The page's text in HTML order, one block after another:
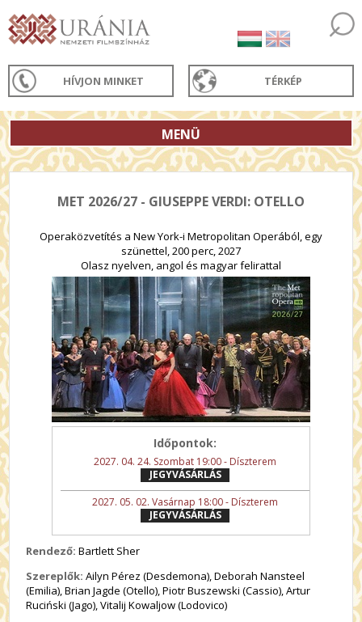
HÍVJON MINKET TÉRKÉP
MENÜ
MET 2026/27 - GIUSEPPE VERDI: OTELLO
Operaközvetítés a New York-i Metropolitan Operából, egy
szünettel, 200 perc, 2027
Olasz nyelven, angol és magyar felirattal
Időpontok:
2027. 04. 24. Szombat 19:00 - Díszterem
JEGYVÁSÁRLÁS
2027. 05. 02. Vasárnap 18:00 - Díszterem
JEGYVÁSÁRLÁS
Rendező: Bartlett Sher
Szereplők: Ailyn Pérez (Desdemona), Deborah Nansteel
(Emilia), Brian Jagde (Otello), Piotr Buszewski (Cassio), Artur
Ruciński (Jago), Vitalij Kowaljow (Lodovico)